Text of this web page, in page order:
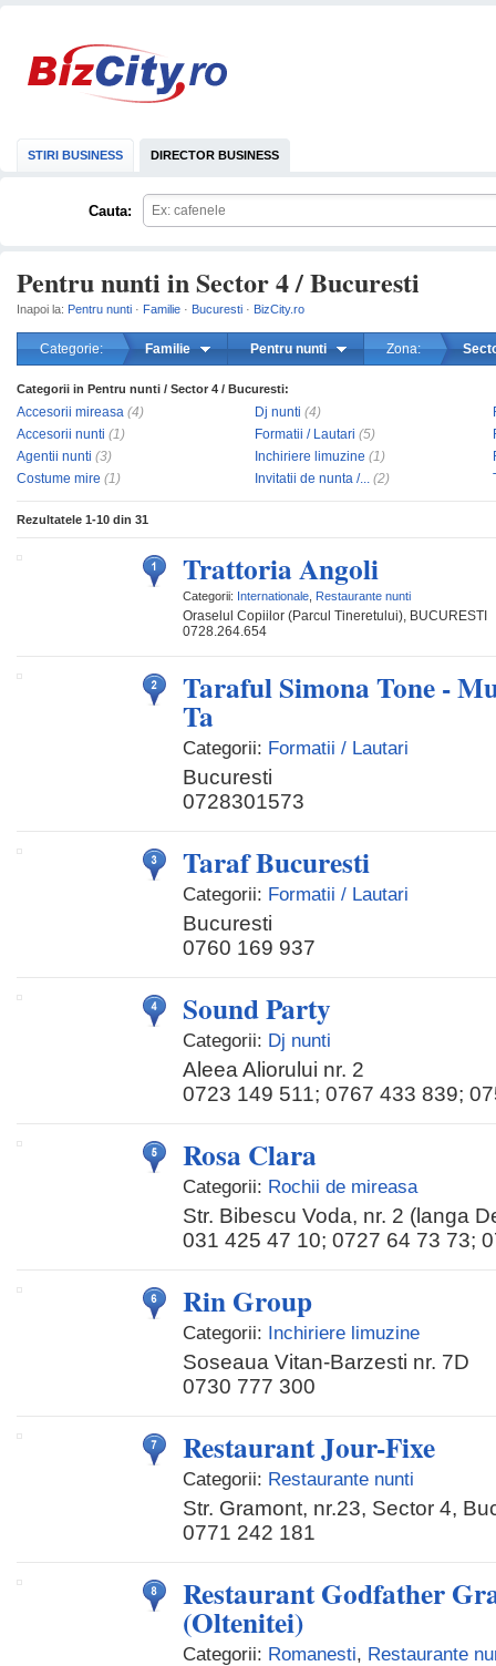
STIRI BUSINESS DIRECTOR BUSINESS
Cauta:
Pentru nunti in Sector 4 / Bucuresti
Inapoi la: Pentru nunti · Familie · Bucuresti · BizCity.ro
Categorie: Familie Pentru nunti Zona:
Categorii in Pentru nunti / Sector 4 / Bucuresti:
Accesorii mireasa (4)
Accesorii nunti (1)
Agentii nunti (3)
Costume mire (1)
Dj nunti (4)
Formatii / Lautari (5)
Inchiriere limuzine (1)
Invitatii de nunta /... (2)
Rezultatele 1-10 din 31
Trattoria Angoli
Categorii: Internationale Restaurante nunti
Oraselul Copiilor (Parcul Tineretului), BUCURESTI
0728.264.654
Taraful Simona Tone -
Ta
Categorii: Formatii / Lautari
Bucuresti
0728301573
Taraf Bucuresti
Categorii: Formatii / Lautari
Bucuresti
0760 169 937
Sound Party
Categorii: Dj nunti
Aleea Aliorului nr. 2
0723 149 511; 0767 433 839;
Rosa Clara
Categorii: Rochii de mireasa
Str. Bibescu Voda, nr. 2 (langa
031 425 47 10; 0727 64 73 73;
Rin Group
Categorii: Inchiriere limuzine
Soseaua Vitan-Barzesti nr. 7D
0730 777 300
Restaurant Jour-Fixe
Categorii: Restaurante nunti
Str. Gramont, nr.23, Sector 4,
0771 242 181
Restaurant Godfather
(Oltenitei)
Categorii: Romanesti, Restaurante